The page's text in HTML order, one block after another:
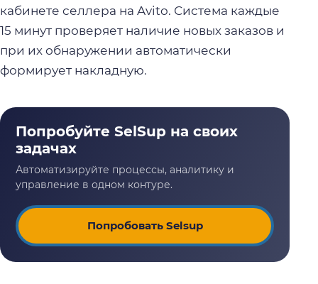
кабинете селлера на Avito. Система каждые
15 минут проверяет наличие новых заказов и
при их обнаружении автоматически
формирует накладную.
Попробовать Selsup